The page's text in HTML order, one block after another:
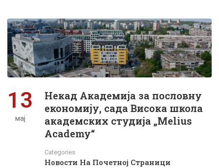
13
мај
Некад Академија за пословну
економију, сада Висока школа
академских студија „Melius
Academy“
Categories
Новости На Почетној Страници